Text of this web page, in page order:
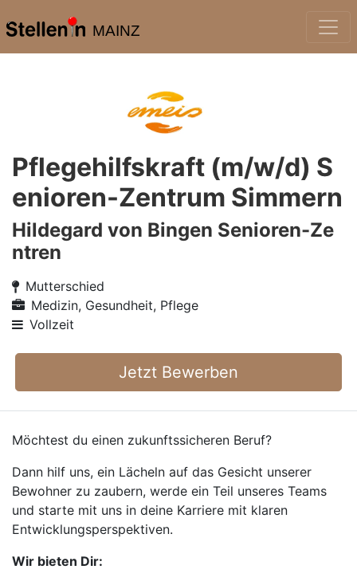
MAINZ
Pflegehilfskraft (m/w/d) S
enioren-Zentrum Simmern
Hildegard von Bingen Senioren-Ze
ntren
Mutterschied
Medizin, Gesundheit, Pflege
Vollzeit
Jetzt Bewerben
Möchtest du einen zukunftssicheren Beruf?
Dann hilf uns, ein Lächeln auf das Gesicht unserer
Bewohner zu zaubern, werde ein Teil unseres Teams
und starte mit uns in deine Karriere mit klaren
Entwicklungsperspektiven.
Wir bieten Dir: